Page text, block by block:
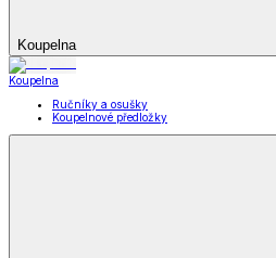
Koupelna
Koupelna
Ručníky a osušky
Koupelnové předložky